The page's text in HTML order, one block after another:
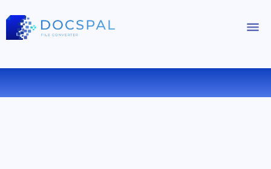
OGV を OGG にオンラインで変換する